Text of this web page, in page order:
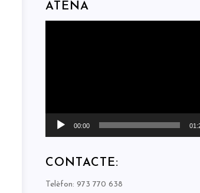
ATENA
00:00
CONTACTE:
Telèfon: 973 770 638